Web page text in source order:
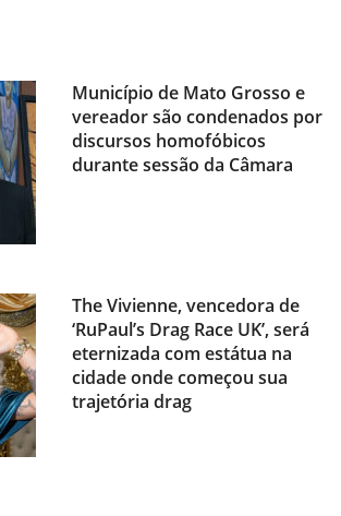
Município de Mato Grosso e
vereador são condenados por
discursos homofóbicos
durante sessão da Câmara
The Vivienne, vencedora de
‘RuPaul’s Drag Race UK’, será
eternizada com estátua na
cidade onde começou sua
trajetória drag